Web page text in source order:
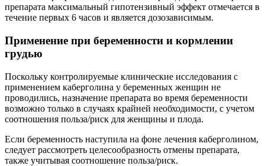
препарата максимальный гипотензивный эффект отмечается в
течение первых 6 часов и является дозозависимым.
Применение при беременности и кормлении
грудью
Поскольку контролируемые клинические исследования с
применением каберголина у беременных женщин не
проводились, назначение препарата во время беременности
возможно только в случаях крайней необходимости, с учетом
соотношения польза/риск для женщины и плода.
Если беременность наступила на фоне лечения каберголином,
следует рассмотреть целесообразность отмены препарата,
также учитывая соотношение польза/риск.